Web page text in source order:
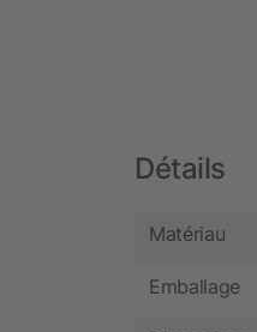
Détails
Matériau
Emballage